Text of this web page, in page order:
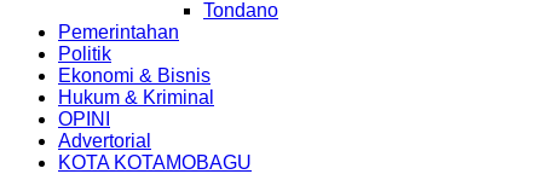
Tondano
Pemerintahan
Politik
Ekonomi & Bisnis
Hukum & Kriminal
OPINI
Advertorial
KOTA KOTAMOBAGU